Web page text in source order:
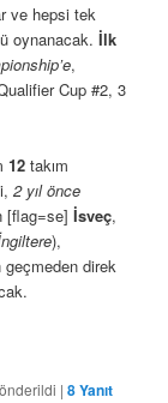
ve hepsi tek
oynanacak.İlk
,
Cup #2, 3
12 takım
2 yıl önce
[flag=se]İsveç,
),
geçmeden direk
|8Yanıt